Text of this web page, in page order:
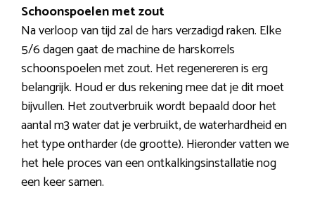
Schoonspoelen met zout
Na verloop van tijd zal de hars verzadigd raken. Elke
5/6 dagen gaat de machine de harskorrels
schoonspoelen met zout. Het regenereren is erg
belangrijk. Houd er dus rekening mee dat je dit moet
bijvullen. Het zoutverbruik wordt bepaald door het
aantal m3 water dat je verbruikt, de waterhardheid en
het type ontharder (de grootte). Hieronder vatten we
het hele proces van een ontkalkingsinstallatie nog
een keer samen.